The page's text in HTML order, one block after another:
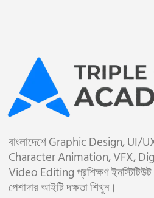
বাংলাদেশে Graphic Design,
Character Animation, VFX,
Video Editing প্রশিক্ষণ
পেশাদার আইটি দক্ষতা শিখুন।